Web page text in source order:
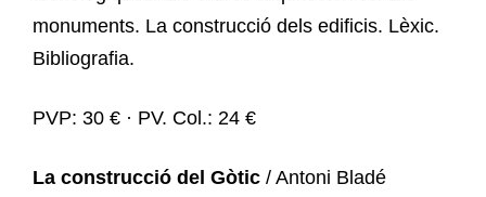
monuments. La construcció dels edificis. Lèxic.
Bibliografia.
PVP: 30 € · PV. Col.: 24 €
La construcció del Gòtic / Antoni Bladé